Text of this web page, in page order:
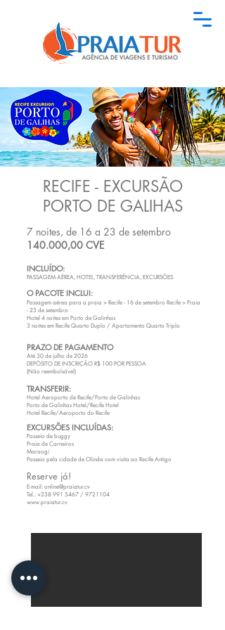
RECIFE - EXCURSÃO
PORTO DE GALIHAS
7 noites, de 16 a 23 de setembro
140.000,00 CVE
INCLUÍDO:
PASSAGEM AÉREA, HOTEL, TRANSFERÊNCIA, EXCURSÕES
O PACOTE INCLUI:
Passagem aérea para a praia > Recife - 16 de setembro Recife > Praia
- 23 de setembro
Hotel 4 noites em Porto de Galinhas
3 noites em Recife Quarto Duplo / Apartamento Quarto Triplo
PRAZO DE PAGAMENTO
Até 30 de julho de 2026
DEPÓSITO DE INSCRIÇÃO R$ 100 POR PESSOA
(Não reembolsável)
TRANSFERIR:
Hotel Aeroporto de Recife/Porto de Galinhas
Porto de Galinhas Hotel/Recife Hotel
Hotel Recife/Aeroporto do Recife
EXCURSÕES INCLUÍDAS:
Passeio de buggy
Praia de Carneiros
Maraogi
Passeio pela cidade de Olinda com visita ao Recife Antigo
Reserve já!
E-mail: online@praiatur.cv
Tel.: +238 991 5467 / 9721104
www.praiatur.cv